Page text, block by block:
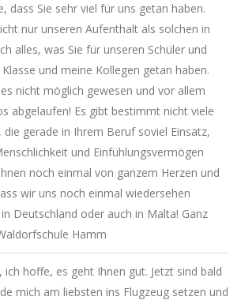
dass Sie sehr viel für uns getan haben.
nur unseren Aufenthalt als solchen in
alles, was Sie für unseren Schüler und
und meine Kollegen getan haben.
nicht möglich gewesen und vor allem
abgelaufen! Es gibt bestimmt nicht viele
die gerade in Ihrem Beruf soviel Einsatz,
und Einfühlungsvermögen
noch einmal von ganzem Herzen und
wir uns noch einmal wiedersehen
Deutschland oder auch in Malta! Ganz
Hamm
ich hoffe, es geht Ihnen gut. Jetzt sind bald
mich am liebsten ins Flugzeug setzen und